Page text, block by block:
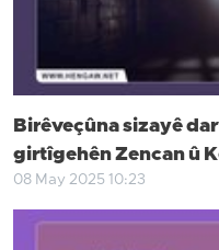
Birêveçûna sizayê
girtîgehên Zencan û
08 May 2025 10:23